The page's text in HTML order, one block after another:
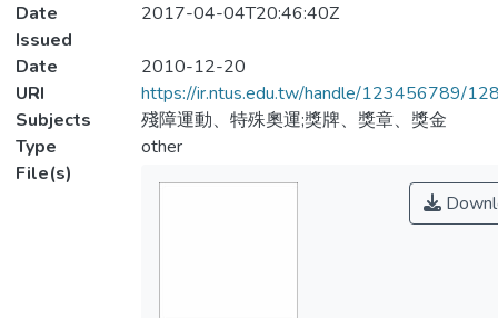
Date
Issued
2017-04-04T20:46:40Z
Date
2010-12-20
URI
https://ir.ntus.edu.tw/handle/123456789/
Subjects
殘障運動、特殊奧運;獎牌、獎章、獎金
Type
other
File(s)